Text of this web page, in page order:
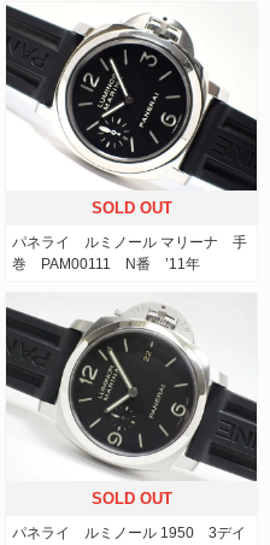
SOLD OUT
パネライ ルミノール マリーナ 手
巻 PAM00111 N番 ’11年
SOLD OUT
パネライ ルミノール 1950 3デイ